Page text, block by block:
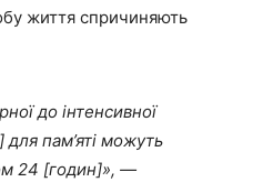
життя спричиняють
до інтенсивної
для пам’яті можуть
24 [годин]», —